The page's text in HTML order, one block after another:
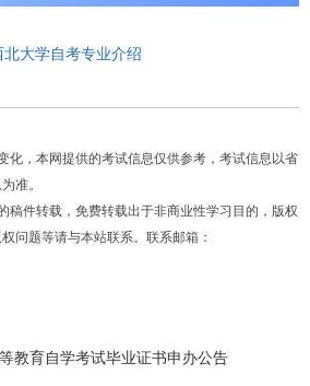
大学自考专业介绍
化，本网提供的考试信息仅供参考，考试信息以省
准。
稿件转载，免费转载出于非商业性学习目的，版权
问题等请与本站联系。联系邮箱：
教育自学考试毕业证书申办公告